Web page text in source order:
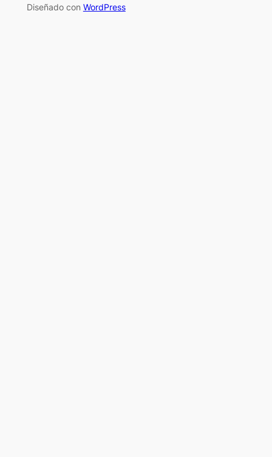
Diseñado con WordPress